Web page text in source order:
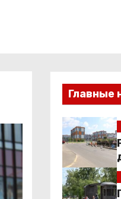
Главные